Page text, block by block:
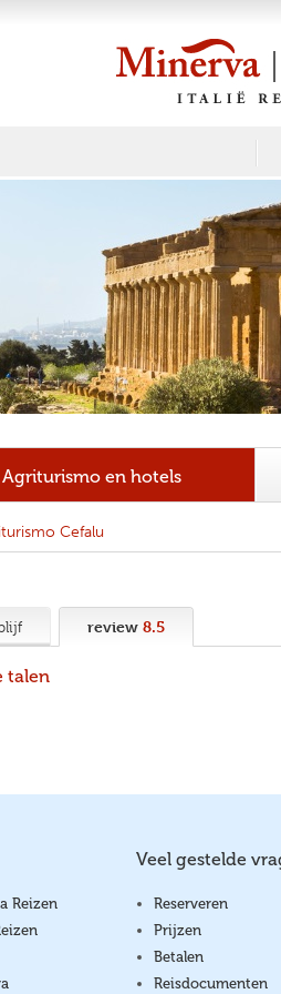
Agriturismo en hotels
Cefalu
review 8.5
talen
Reizen
Veel gestelde
Reserveren
Prijzen
Betalen
Reisdocumenten